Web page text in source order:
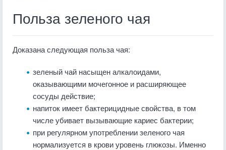
Польза зеленого чая
Доказана следующая польза чая:
зеленый чай насыщен алкалоидами,
оказывающими мочегонное и расширяющее
сосуды действие;
напиток имеет бактерицидные свойства, в том
числе убивает вызывающие кариес бактерии;
при регулярном употреблении зеленого чая
нормализуется в крови уровень глюкозы. Именно